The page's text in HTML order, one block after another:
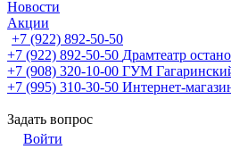
Новости
Акции
+7 (922) 892-50-50
+7 (922) 892-50-50 Драмтеатр
+7 (908) 320-10-00 ГУМ
+7 (995) 310-30-50 Интернет-
Задать вопрос
Войти